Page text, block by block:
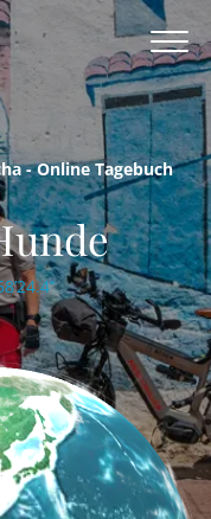
- Online Tagebuch